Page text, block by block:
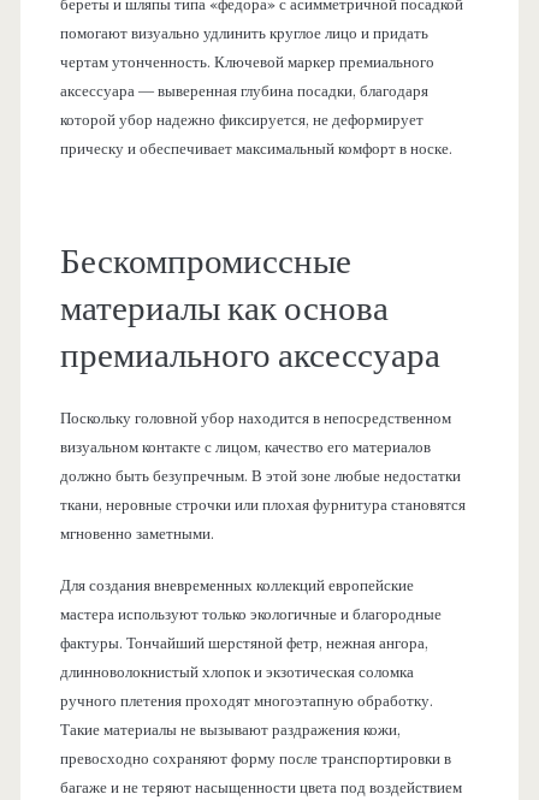
береты и шляпы типа «федора» с асимметричной посадкой
помогают визуально удлинить круглое лицо и придать
чертам утонченность. Ключевой маркер премиального
аксессуара — выверенная глубина посадки, благодаря
которой убор надежно фиксируется, не деформирует
прическу и обеспечивает максимальный комфорт в носке.
Бескомпромиссные
материалы как основа
премиального аксессуара
Поскольку головной убор находится в непосредственном
визуальном контакте с лицом, качество его материалов
должно быть безупречным. В этой зоне любые недостатки
ткани, неровные строчки или плохая фурнитура становятся
мгновенно заметными.
Для создания вневременных коллекций европейские
мастера используют только экологичные и благородные
фактуры. Тончайший шерстяной фетр, нежная ангора,
длинноволокнистый хлопок и экзотическая соломка
ручного плетения проходят многоэтапную обработку.
Такие материалы не вызывают раздражения кожи,
превосходно сохраняют форму после транспортировки в
багаже и не теряют насыщенности цвета под воздействием